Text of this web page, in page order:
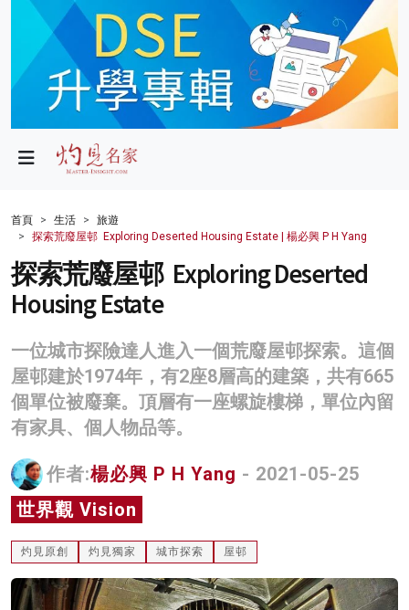
政局
財經
生活
健康
科技
影片
名家榜
灼見活動
關於我們
首頁 生活
旅遊
探索荒廢屋邨 Exploring Deserted Housing Estate | 楊必興 P H Yang
探索荒廢屋邨 Exploring Deserted
Housing Estate
一位城市探險達人進入一個荒廢屋邨探索。這個
屋邨建於1974年，有2座8層高的建築，共有665
個單位被廢棄。頂層有一座螺旋樓梯，單位內留
有家具、個人物品等。
作者:楊必興 P H Yang - 2021-05-25
世界觀 Vision
灼見原創 灼見獨家 城市探索 屋邨